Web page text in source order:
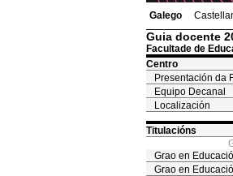
Galego
Guia docente
Facultade de
Centro
Presentación da
Equipo Decanal
Localización
Titulacións
Grao en
Grao en